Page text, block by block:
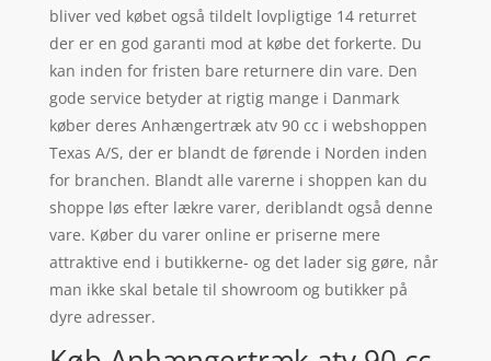
bliver ved købet også tildelt lovpligtige 14 returret
der er en god garanti mod at købe det forkerte. Du
kan inden for fristen bare returnere din vare. Den
gode service betyder at rigtig mange i Danmark
køber deres Anhængertræk atv 90 cc i webshoppen
Texas A/S, der er blandt de førende i Norden inden
for branchen. Blandt alle varerne i shoppen kan du
shoppe løs efter lækre varer, deriblandt også denne
vare. Køber du varer online er priserne mere
attraktive end i butikkerne- og det lader sig gøre, når
man ikke skal betale til showroom og butikker på
dyre adresser.